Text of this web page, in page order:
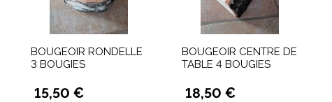
BOUGEOIR RONDELLE
3 BOUGIES
15,50 €
BOUGEOIR CENTRE DE
TABLE 4 BOUGIES
18,50 €